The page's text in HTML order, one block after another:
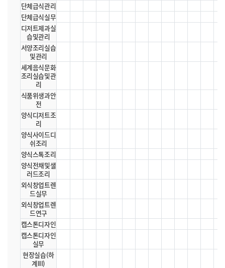
단체급식관리
단체급식실무
디저트제과실
습및관리
서양조리실습
및관리
세계음식문화
조리실습및관
리
식품위생과안
전
양식디저트조
리
양식사이드디
쉬조리
양식스톡조리
양식전채및샐
러드조리
외식창업트렌
드실무
외식창업트렌
드연구
캡스톤디자인
캡스톤디자인
실무
현장실습(하
계III)